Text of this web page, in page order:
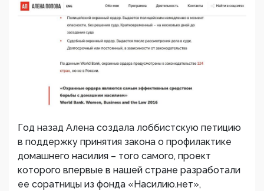
Год назад Алена создала лоббистскую петицию
в поддержку принятия закона о профилактике
домашнего насилия – того самого, проект
которого впервые в нашей стране разработали
ее соратницы из фонда «Насилию.нет»,